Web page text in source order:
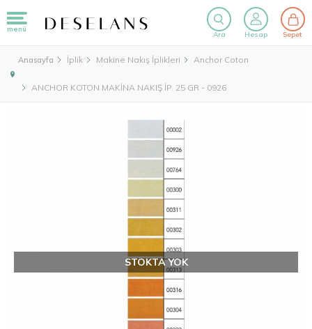
menü
Ara Hesap Sepet
Anasayfa İplik Makine Nakış İplikleri Anchor Coton
ANCHOR KOTON MAKİNA NAKIŞ İP. 25 GR - 0926
STOKTA YOK